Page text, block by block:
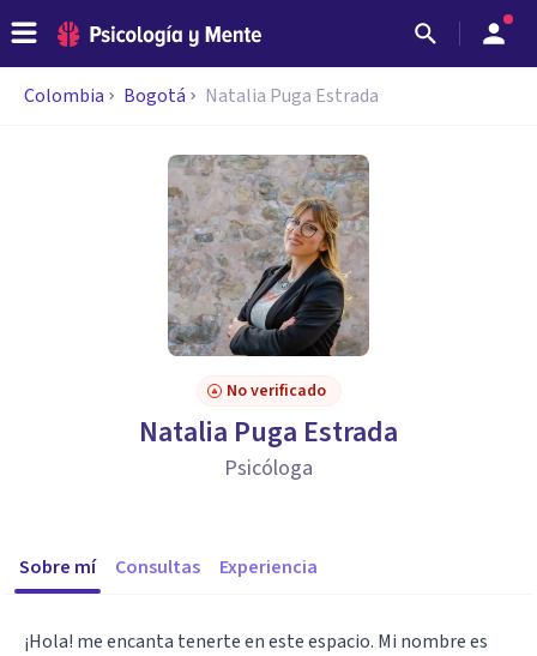
Colombia Bogotá Natalia Puga Estrada
No verificado
Natalia Puga Estrada
Psicóloga
Sobre mí Consultas Experiencia
¡Hola! me encanta tenerte en este espacio. Mi nombre es